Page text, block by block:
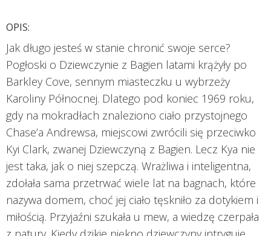
OPIS:
Jak długo jesteś w stanie chronić swoje serce?
Pogłoski o Dziewczynie z Bagien latami krążyły po
Barkley Cove, sennym miasteczku u wybrzeży
Karoliny Północnej. Dlatego pod koniec 1969 roku,
gdy na mokradłach znaleziono ciało przystojnego
Chase’a Andrewsa, miejscowi zwrócili się przeciwko
Kyi Clark, zwanej Dziewczyną z Bagien. Lecz Kya nie
jest taka, jak o niej szepczą. Wrażliwa i inteligentna,
zdołała sama przetrwać wiele lat na bagnach, które
nazywa domem, choć jej ciało tęskniło za dotykiem i
miłością. Przyjaźni szukała u mew, a wiedzę czerpała